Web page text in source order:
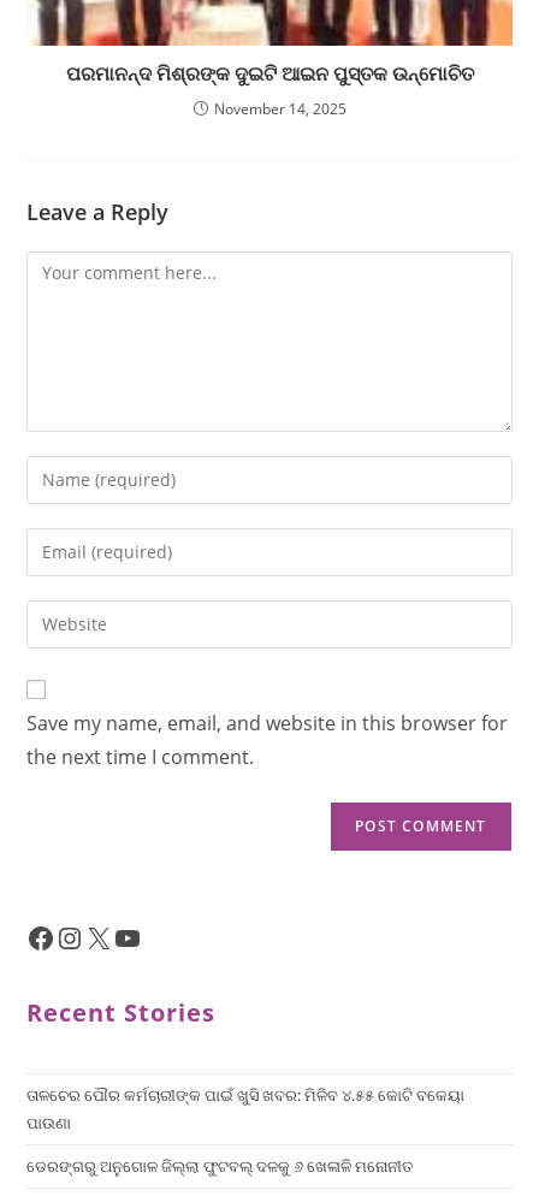
ପରମାନନ୍ଦ ମିଶ୍ରଙ୍କ ଦୁଇଟି ଆଇନ ପୁସ୍ତକ ଉନ୍ମୋଚିତ
November 14, 2025
Leave a Reply
Save my name, email, and website in this browser for
the next time I comment.
Recent Stories
ତାଳଚେର ପୌର କର୍ମଚାରୀଙ୍କ ପାଇଁ ଖୁସି ଖବର: ମିଳିବ ୪.୫୫ କୋଟି ବକେୟା
ପାଉଣା
ଡେରଙ୍ଗରୁ ଅନୁଗୋଳ ଜିଲ୍ଲା ଫୁଟବଲ୍ ଦଳକୁ ୬ ଖେଳାଳି ମନୋନୀତ